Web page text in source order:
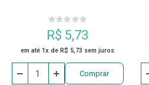
R$ 5,73
em até 1x de R$ 5,73 sem juros
Comprar